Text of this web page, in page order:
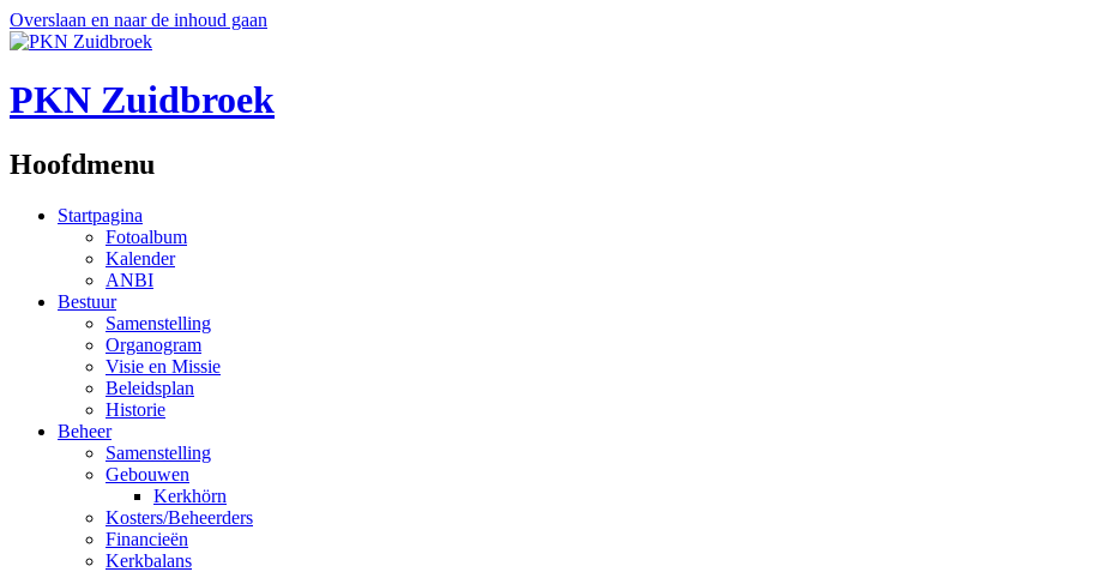
Overslaan en naar de inhoud gaan
PKN Zuidbroek
Hoofdmenu
Startpagina
Fotoalbum
Kalender
ANBI
Bestuur
Samenstelling
Organogram
Visie en Missie
Beleidsplan
Historie
Beheer
Samenstelling
Gebouwen
Kerkhörn
Kosters/Beheerders
Financieën
Kerkbalans